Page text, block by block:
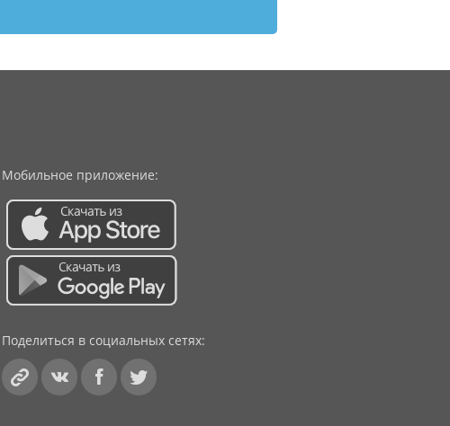
Мобильное приложение:
Поделиться в социальных сетях: